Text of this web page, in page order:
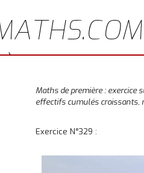
Maths de première : exercice
effectifs cumulés croissants,
Exercice N°329 :